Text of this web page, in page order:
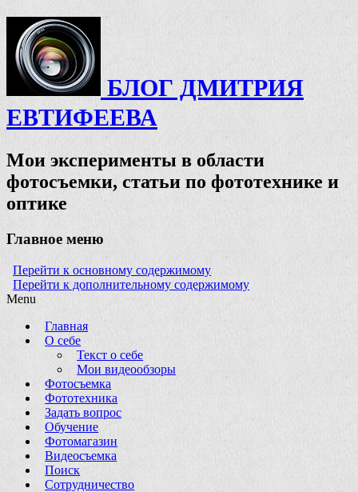
БЛОГ ДМИТРИЯ
ЕВТИФЕЕВА
Мои эксперименты в области
фотосъемки, статьи по фототехнике и
оптике
Главное меню
Перейти к основному содержимому
Перейти к дополнительному содержимому
Menu
Главная
О себе
Текст о себе
Мои видеообзоры
Фотосъемка
Фототехника
Задать вопрос
Обучение
Фотомагазин
Видеосъемка
Поиск
Сотрудничество